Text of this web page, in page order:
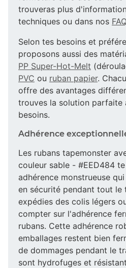
trouveras plus
techniques ou dans nos FAQ
Selon tes besoins et
proposons aussi des
PP Super-Hot-Melt
PVC ou ruban papier.
offre des avantages
trouves la solution parfaite
besoins.
Adhérence
Les rubans tapemonster
couleur sable - #EED484
adhérence monstrueuse
en sécurité pendant tout le
expédies des colis légers
compter sur l'adhérence
rubans. Cette adhérence
emballages restent bien
de dommages pendant le
sont hydrofuges et